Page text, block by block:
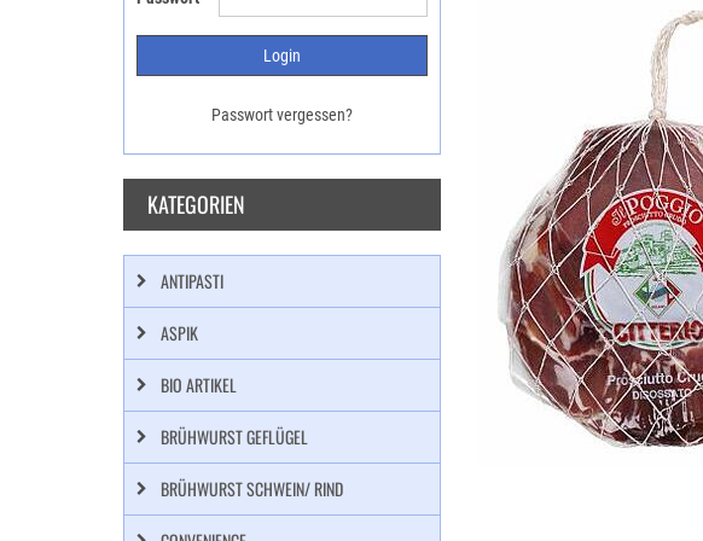
Passwort vergessen?
KATEGORIEN
ANTIPASTI
ASPIK
BIO ARTIKEL
BRÜHWURST GEFLÜGEL
BRÜHWURST SCHWEIN/ RIND